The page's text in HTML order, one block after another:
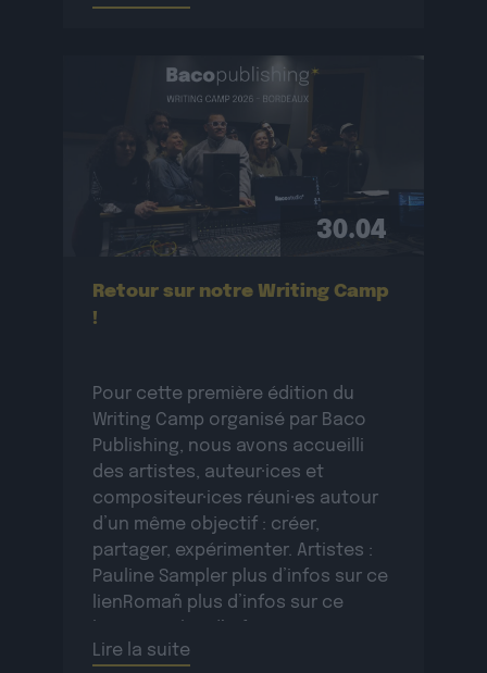
déroulera […]
30.04
Retour sur notre Writing Camp
!
Pour cette première édition du
Writing Camp organisé par Baco
Publishing, nous avons accueilli
des artistes, auteur·ices et
compositeur·ices réuni·es autour
d’un même objectif : créer,
partager, expérimenter. Artistes :
Pauline Sampler plus d’infos sur ce
lienRomañ plus d’infos sur ce
lienSopycal plus d’infos sur ce
Lire la suite